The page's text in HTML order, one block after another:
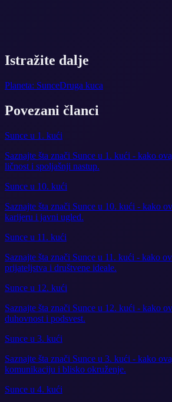
Istražite dalje
Planeta: SunceDruga kuca
Povezani članci
Sunce u 1. kući
Saznajte šta znači Sunce u 1. kući - kako
ličnost i spoljašnji nastup.
Sunce u 10. kući
Saznajte šta znači Sunce u 10. kući - kako
karijeru i javni ugled.
Sunce u 11. kući
Saznajte šta znači Sunce u 11. kući - kako
prijateljstva i društvene ideale.
Sunce u 12. kući
Saznajte šta znači Sunce u 12. kući - kako
duhovnost i podsvest.
Sunce u 3. kući
Saznajte šta znači Sunce u 3. kući - kako
komunikaciju i blisko okruženje.
Sunce u 4. kući